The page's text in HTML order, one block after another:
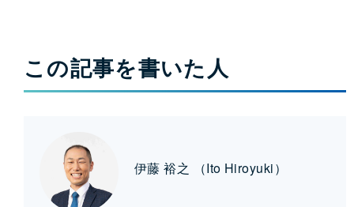
この記事を書いた人
伊藤 裕之 （Ito Hiroyuki）